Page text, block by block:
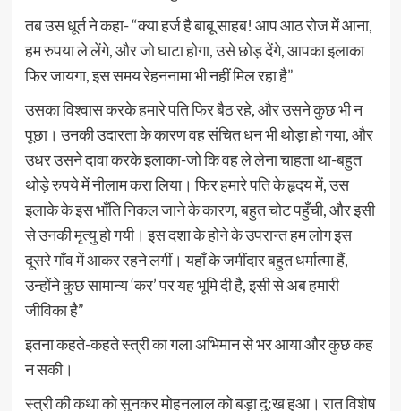
तब उस धूर्त ने कहा- “क्या हर्ज है बाबू साहब! आप आठ रोज में आना,
हम रुपया ले लेंगे, और जो घाटा होगा, उसे छोड़ देंगे, आपका इलाका
फिर जायगा, इस समय रेहननामा भी नहीं मिल रहा है”
उसका विश्वास करके हमारे पति फिर बैठ रहे, और उसने कुछ भी न
पूछा। उनकी उदारता के कारण वह संचित धन भी थोड़ा हो गया, और
उधर उसने दावा करके इलाका-जो कि वह ले लेना चाहता था-बहुत
थोड़े रुपये में नीलाम करा लिया। फिर हमारे पति के हृदय में, उस
इलाके के इस भाँति निकल जाने के कारण, बहुत चोट पहुँची, और इसी
से उनकी मृत्यु हो गयी। इस दशा के होने के उपरान्त हम लोग इस
दूसरे गाँव में आकर रहने लगीं। यहाँ के जमींदार बहुत धर्मात्मा हैं,
उन्होंने कुछ सामान्य ‘कर’ पर यह भूमि दी है, इसी से अब हमारी
जीविका है”
इतना कहते-कहते स्त्री का गला अभिमान से भर आया और कुछ कह
न सकी।
स्त्री की कथा को सुनकर मोहनलाल को बड़ा दु:ख हुआ। रात विशेष